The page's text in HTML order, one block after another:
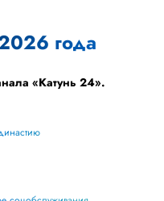
года
«Катунь 24».